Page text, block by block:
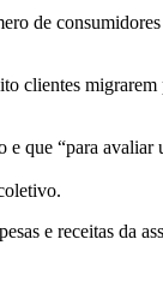
de
clientes
que “para
e receitas da